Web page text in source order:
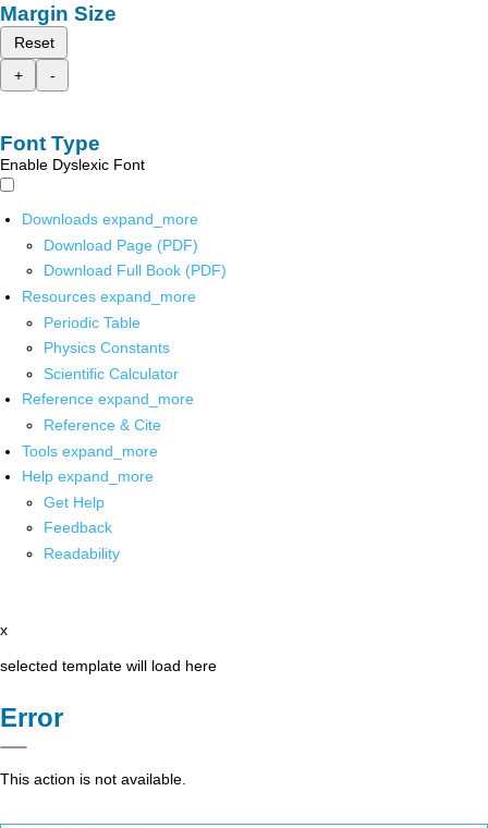
Margin Size
Reset
+
-
Font Type
Enable Dyslexic Font
Downloads expand_more
Download Page (PDF)
Download Full Book (PDF)
Resources expand_more
Periodic Table
Physics Constants
Scientific Calculator
Reference expand_more
Reference & Cite
Tools expand_more
Help expand_more
Get Help
Feedback
Readability
x
selected template will load here
Error
This action is not available.